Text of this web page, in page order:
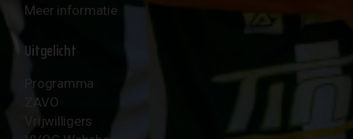
Meer informatie
Uitgelicht
Programma
ZAVO
Vrijwilligers